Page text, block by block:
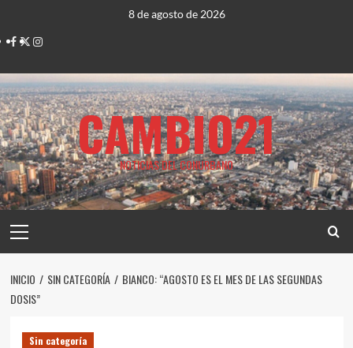
contenido
8 de agosto de 2026
Facebook
TwitterInstagram
CAMBIO21
NOTICIAS DEL CONURBANO
principal
INICIO SIN CATEGORÍA
BIANCO: “AGOSTO ES EL MES DE LAS SEGUNDAS
DOSIS”
Sin categoría